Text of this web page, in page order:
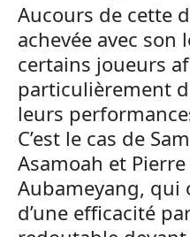
Aucours de cette
achevée avec son
certains joueurs
particulièrement
leurs
C’est le cas de
Asamoah et
Aubameyang,
d’une efficacité